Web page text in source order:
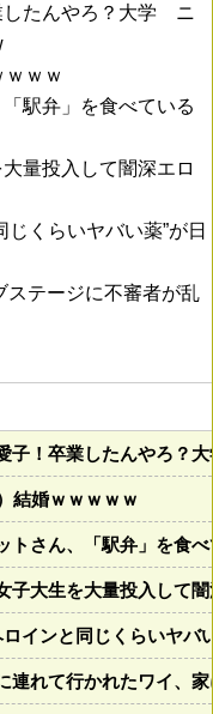
したんやろ？大学 ニ
ｗｗｗ
駅弁」を食べている
量投入して闇深エロ
じくらいヤバい薬”が日
ステージに不審者が乱
愛子！卒業したんやろ
結婚ｗｗｗｗｗ
トさん、「駅弁」を食
子大生を大量投入して
ロインと同じくらいヤ
連れて行かれたワイ、